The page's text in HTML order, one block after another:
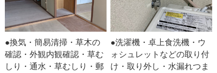
●換気・簡易清掃・草木の
確認・外観内観確認・草む
しり・通水・草むしり・郵
●洗濯機・卓上食洗機・ウ
ォシュレットなどの取り付
け・取り外し・水漏れつま